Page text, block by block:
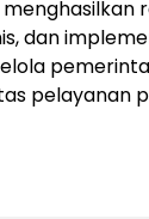
dan
pelayanan